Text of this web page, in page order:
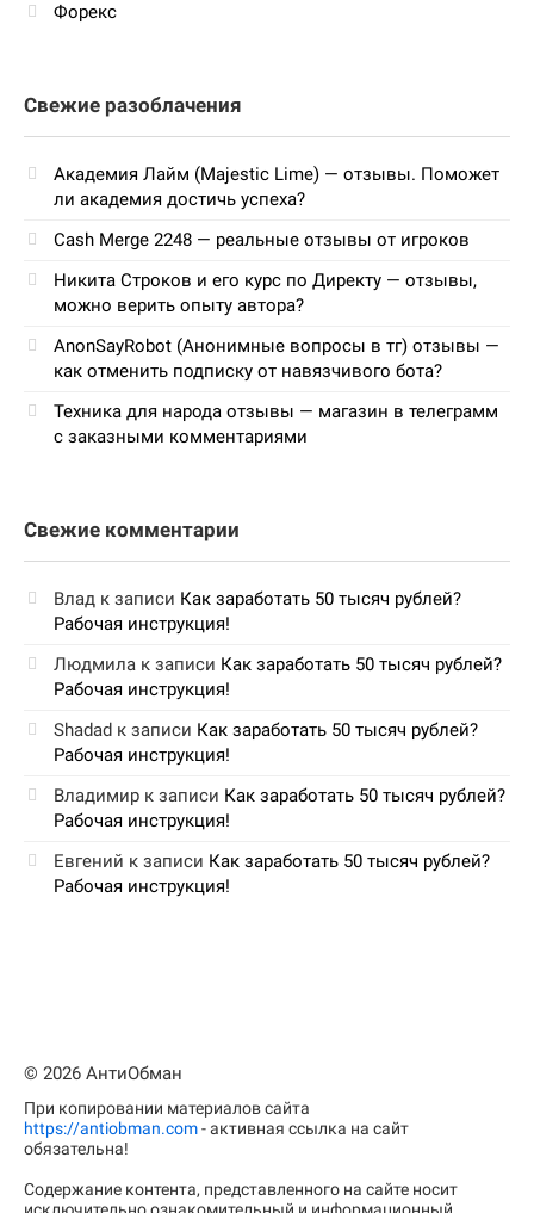
Форекс
Свежие разоблачения
Академия Лайм (Majestic Lime) — отзывы. Поможет
ли академия достичь успеха?
Cash Merge 2248 — реальные отзывы от игроков
Никита Строков и его курс по Директу — отзывы,
можно верить опыту автора?
AnonSayRobot (Анонимные вопросы в тг) отзывы —
как отменить подписку от навязчивого бота?
Техника для народа отзывы — магазин в телеграмм
с заказными комментариями
Свежие комментарии
Влад к записи Как заработать 50 тысяч рублей?
Рабочая инструкция!
Людмила к записи Как заработать 50 тысяч рублей?
Рабочая инструкция!
Shadad к записи Как заработать 50 тысяч рублей?
Рабочая инструкция!
Владимир к записи Как заработать 50 тысяч рублей?
Рабочая инструкция!
Евгений к записи Как заработать 50 тысяч рублей?
Рабочая инструкция!
© 2026 АнтиОбман
При копировании материалов сайта
https://antiobman.com- активная ссылка на сайт
обязательна!
Содержание контента, представленного на сайте носит